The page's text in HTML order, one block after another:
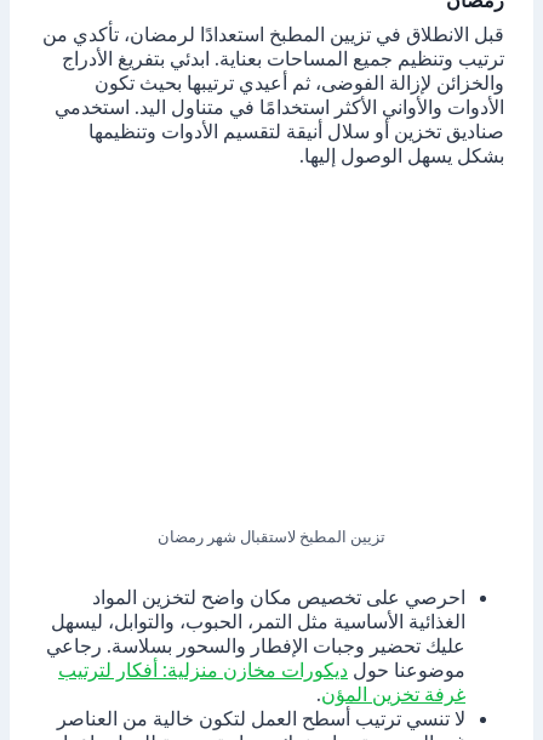
قبل الانطلاق في تزيين المطبخ استعدادًا لرمضان، تأكدي من
ترتيب وتنظيم جميع المساحات بعناية. ابدئي بتفريغ الأدراج
والخزائن لإزالة الفوضى، ثم أعيدي ترتيبها بحيث تكون
الأدوات والأواني الأكثر استخدامًا في متناول اليد. استخدمي
صناديق تخزين أو سلال أنيقة لتقسيم الأدوات وتنظيمها
بشكل يسهل الوصول إليها.
تزيين المطبخ لاستقبال شهر رمضان
احرصي على تخصيص مكان واضح لتخزين المواد
الغذائية الأساسية مثل التمر، الحبوب، والتوابل، ليسهل
عليك تحضير وجبات الإفطار والسحور بسلاسة. رجاعي
موضوعنا حول ديكورات مخازن منزلية: أفكار لترتيب
غرفة تخزين المؤن.
لا تنسي ترتيب أسطح العمل لتكون خالية من العناصر